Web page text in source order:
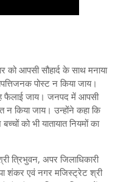
आपसी सौहार्द के साथ मनाया
पोस्ट न किया जाय।
फैलाई जाय। जनपद में आपसी
न किया जाय। उन्होंने कहा कि
को भी यातायात नियमों का
अपर जिलाधिकारी
शंकर एवं नगर मजिस्ट्रेट श्री